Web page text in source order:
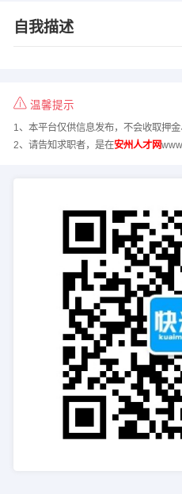
自我描述
温馨提示
1、本平台仅供信息发布，不会收取押金
2、请告知求职者，是在安州人才网